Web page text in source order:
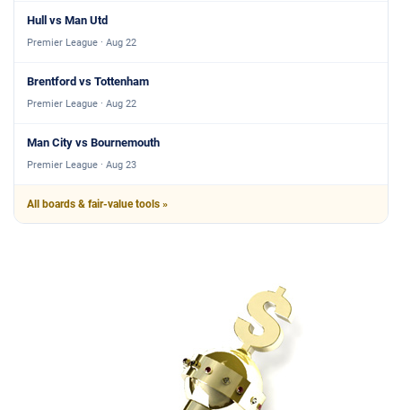
Hull vs Man Utd
Premier League · Aug 22
Brentford vs Tottenham
Premier League · Aug 22
Man City vs Bournemouth
Premier League · Aug 23
All boards & fair-value tools »